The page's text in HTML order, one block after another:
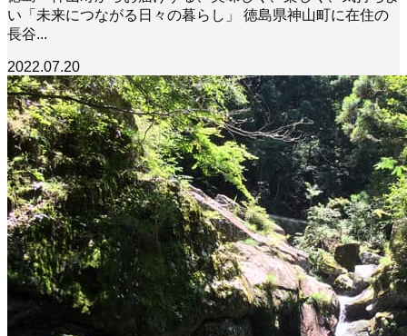
い「未来につながる日々の暮らし」 徳島県神山町に在住の
長谷...
2022.07.20